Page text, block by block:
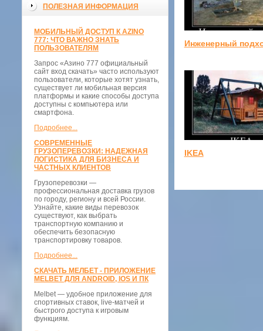
ПОЛЕЗНАЯ ИНФОРМАЦИЯ
МОБИЛЬНЫЙ ДОСТУП К AZINO
777: ЧТО ВАЖНО ЗНАТЬ
ПОЛЬЗОВАТЕЛЯМ
Запрос «Азино 777 официальный
сайт вход скачать» часто используют
пользователи, которые хотят узнать,
существует ли мобильная версия
платформы и какие способы доступа
доступны с компьютера или
смартфона.
Подробнее...
СОВРЕМЕННЫЕ
ГРУЗОПЕРЕВОЗКИ: НАДЕЖНАЯ
ЛОГИСТИКА ДЛЯ БИЗНЕСА И
ЧАСТНЫХ КЛИЕНТОВ
Грузоперевозки —
профессиональная доставка грузов
по городу, региону и всей России.
Узнайте, какие виды перевозок
существуют, как выбрать
транспортную компанию и
обеспечить безопасную
транспортировку товаров.
Подробнее...
СКАЧАТЬ МЕЛБЕТ - ПРИЛОЖЕНИЕ
MELBET ДЛЯ ANDROID, IOS И ПК
Melbet — удобное приложение для
спортивных ставок, live-матчей и
быстрого доступа к игровым
функциям.
Инженерный
IKEA